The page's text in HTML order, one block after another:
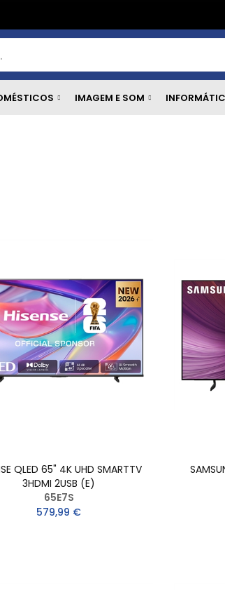
IMAGEM E SOM
QLED 65" 4K UHD SMARTTV
3HDMI 2USB (E)
65E7S
579,99 €